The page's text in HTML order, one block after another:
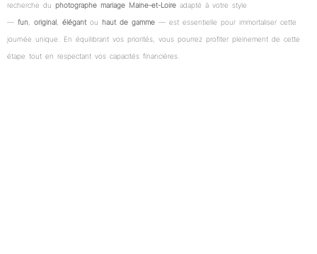
recherche du photographe mariage Maine-et-Loire adapté à votre style
— fun original élégant ou haut de gamme — est essentielle pour immortaliser cette
journée unique. En équilibrant vos priorités, vous pourrez profiter pleinement de cette
étape tout en respectant vos capacités financières.